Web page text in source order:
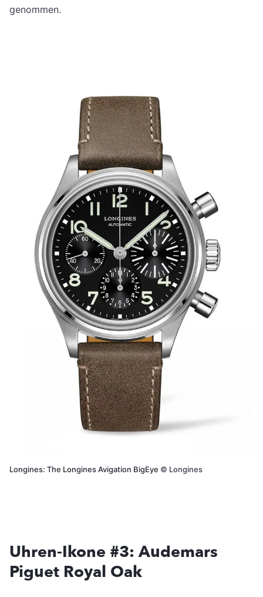
genommen.
Longines: The Longines Avigation BigEye © Longines
Uhren-Ikone #3: Audemars
Piguet Royal Oak